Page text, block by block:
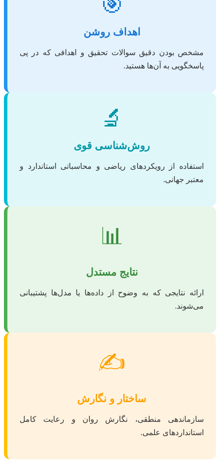
اهداف روشن
مشخص بودن دقیق سوالات تحقیق و اهدافی که در پی
پاسخگویی به آن‌ها هستید.
🔬
روش‌شناسی قوی
استفاده از رویکردهای ریاضی و محاسباتی استاندارد و
معتبر جهانی.
📊
نتایج مستدل
ارائه نتایجی که به وضوح از داده‌ها یا مدل‌ها پشتیبانی
می‌شوند.
✍️
ساختار و نگارش
سازماندهی منطقی، نگارش روان و رعایت کامل
استانداردهای علمی.